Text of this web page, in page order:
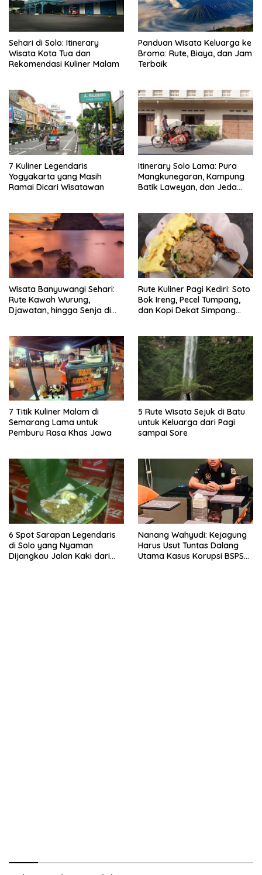
Sehari di Solo: Itinerary
Wisata Kota Tua dan
Rekomendasi Kuliner Malam
Panduan Wisata Keluarga ke
Bromo: Rute, Biaya, dan Jam
Terbaik
7 Kuliner Legendaris
Yogyakarta yang Masih
Ramai Dicari Wisatawan
Itinerary Solo Lama: Pura
Mangkunegaran, Kampung
Batik Laweyan, dan Jeda
Wisata Banyuwangi Sehari:
Rute Kawah Wurung,
Djawatan, hingga Senja di
Rute Kuliner Pagi Kediri: Soto
Bok Ireng, Pecel Tumpang,
dan Kopi Dekat Simpang
7 Titik Kuliner Malam di
Semarang Lama untuk
Pemburu Rasa Khas Jawa
5 Rute Wisata Sejuk di Batu
untuk Keluarga dari Pagi
sampai Sore
6 Spot Sarapan Legendaris
di Solo yang Nyaman
Dijangkau Jalan Kaki dari
Nanang Wahyudi: Kejagung
Harus Usut Tuntas Dalang
Utama Kasus Korupsi BSPS